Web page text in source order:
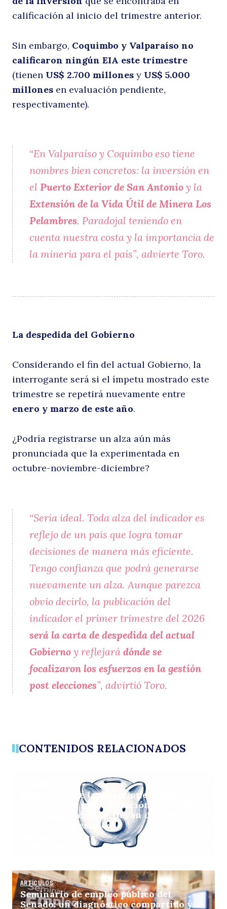
calificación al inicio del trimestre anterior.
Sin embargo, Coquimbo y Valparaíso no
calificaron ningún EIA este trimestre
(tienen US$ 2.700 millones y US$ 5.000
millones en evaluación pendiente,
respectivamente).
“En Valparaíso y Coquimbo eso tiene
nombres bien concretos: la inversión en
elPuerto Exterior de San Antonio y la
Extensión de la Vida Útil de Minera Los
Pelambres. Paradojal teniendo en
cuenta nuestra costa y la importancia de
la minería para el país”, advierte Toro.
La despedida del Gobierno
Considerando el fin del actual Gobierno, la
interrogante será si el ímpetu mostrado este
trimestre se repetirá nuevamente entre
enero y marzo de este año.
¿Podría registrarse un alza aún más
pronunciada que la experimentada en
octubre-noviembre-diciembre?
“Sería ideal. Toda alza del indicador es
reflejo de un país que logra tomar
decisiones de manera más eficiente.
Tengo confianza que podrá generarse
nuevamente un alza. Aunque parezca
obvio decirlo, la publicación del
indicador el primer trimestre del 2026
será la carta de despedida del actual
Gobierno y reflejarádónde se
focalizaron los esfuerzos en la gestión
post elecciones”, advirtió Toro.
CONTENIDOS RELACIONADOS
Solo el 14% de las relaciones laborales
termina con indemnización, y el 60%
de quienes acceden llevan dos años o
menos en el empleo
Por: Pulso La Tercera
ARTÍCULOS
Seminario de empleo público del
Senado: un diagnóstico compartido y